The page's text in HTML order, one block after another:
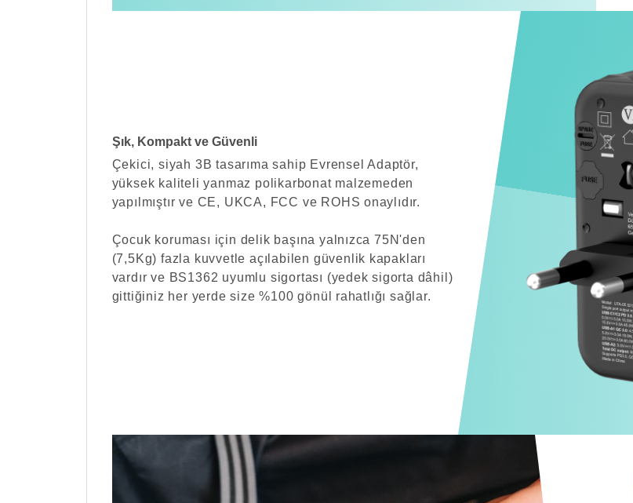
Şık, Kompakt ve Güvenli
Çekici, siyah 3B tasarıma sahip Evrensel Adaptör,
yüksek kaliteli yanmaz polikarbonat malzemeden
yapılmıştır ve CE, UKCA, FCC ve ROHS onaylıdır.
Çocuk koruması için delik başına yalnızca 75N'den
(7,5Kg) fazla kuvvetle açılabilen güvenlik kapakları
vardır ve BS1362 uyumlu sigortası (yedek sigorta dâhil)
gittiğiniz her yerde size %100 gönül rahatlığı sağlar.